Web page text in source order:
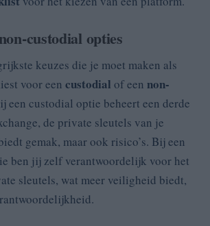
custodial opties
keuzes die je moet maken als
voor een custodial of een non-
een custodial optie beheert een derde
de private sleutels van je
gemak, maar ook risico’s. Bij een
ben jij zelf verantwoordelijk voor het
sleutels, wat meer veiligheid biedt,